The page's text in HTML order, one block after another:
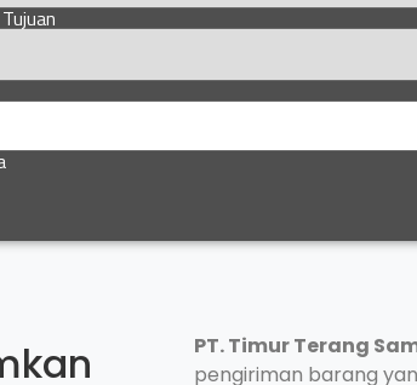
PT. Timur Terang
pengiriman barang